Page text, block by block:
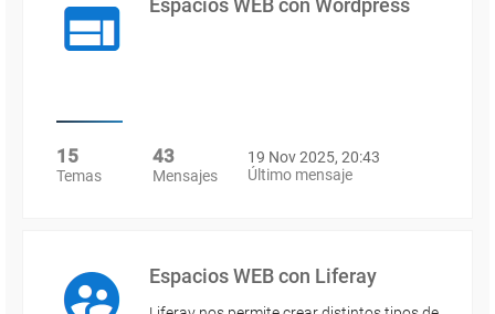
Espacios WEB con Wordpress
15
Temas
43
Mensajes
19 Nov 2025, 20:43
Último mensaje
Espacios WEB con Liferay